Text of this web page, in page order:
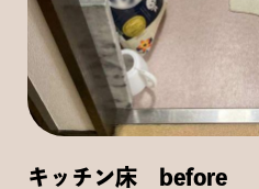
キッチン床 before